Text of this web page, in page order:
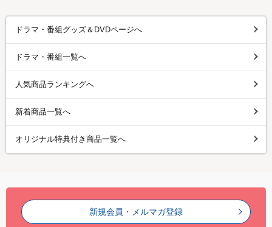
ドラマ・番組グッズ＆DVDページへ
ドラマ・番組一覧へ
人気商品ランキングへ
新着商品一覧へ
オリジナル特典付き商品一覧へ
新規会員・メルマガ登録